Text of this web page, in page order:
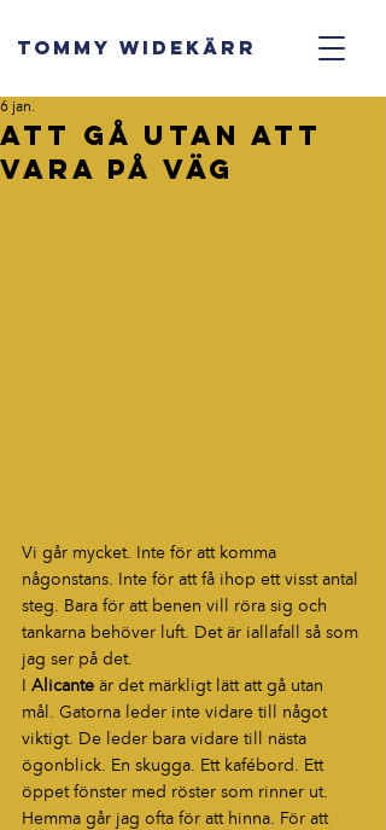
TOMMY WIDEKÄRR
Att gå utan att
vara på väg
6 jan.
Vi går mycket. Inte för att komma
någonstans. Inte för att få ihop ett visst antal
steg. Bara för att benen vill röra sig och
tankarna behöver luft. Det är iallafall så som
jag ser på det.
Alicante är det märkligt lätt att gå utan
mål. Gatorna leder inte vidare till något
viktigt. De leder bara vidare till nästa
ögonblick. En skugga. Ett kafébord. Ett
öppet fönster med röster som rinner ut.
Hemma går jag ofta för att hinna. För att